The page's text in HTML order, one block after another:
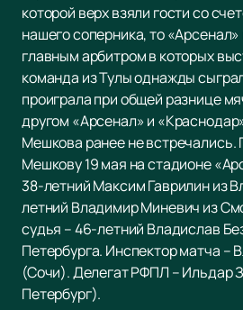
которой верх взяли гости со
нашего соперника, то
главным арбитром в которых
команда из Тулы однажды
проиграла при общей разнице
другом «Арсенал» и
Мешкова ранее не
Мешкову 19 мая на стадионе
38-летний Максим Гаврилин из
летний Владимир Миневич из
судья – 46-летний Владислав
Петербурга. Инспектор матча –
(Сочи). Делегат РФПЛ – Ильдар
Петербург).